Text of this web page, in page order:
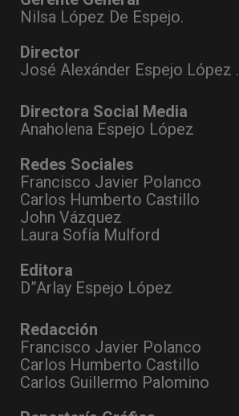
Nilsa López De Espejo.
Director
José Alexánder Espejo López .
Directora Social Media
Anaholena Espejo López
Redes Sociales
Francisco Javier Polanco
Carlos Humberto Castillo
John Vázquez
Laura Sofía Mulford
Editora
D”Arlay Espejo López
Redacción
Francisco Javier Polanco
Carlos Humberto Castillo
Carlos Guillermo Palomino